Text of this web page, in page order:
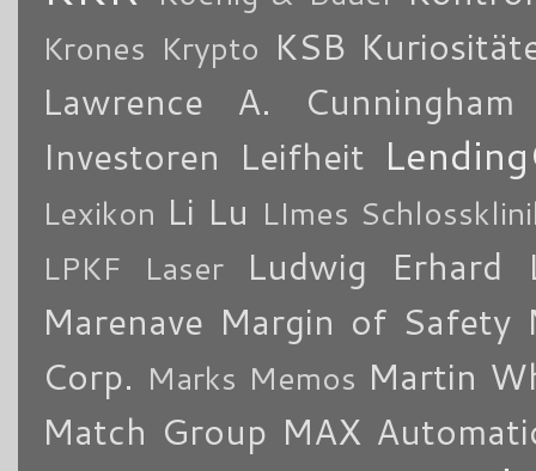
Krones Krypto KSB
Lawrence A. Cunningham
Investoren Leifheit
Lexikon Li Lu LImes
LPKF Laser
Ludwig Erhard
Marenave Margin of Safety
Corp. Marks Memos Martin
Match Group MAX